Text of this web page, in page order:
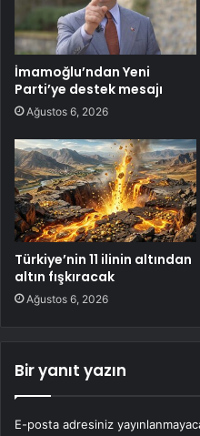
İmamoğlu’ndan Yeni
Parti’ye destek mesajı
Ağustos 6, 2026
Türkiye’nin 11 ilinin altından
altın fışkıracak
Ağustos 6, 2026
Bir yanıt yazın
E-posta adresiniz